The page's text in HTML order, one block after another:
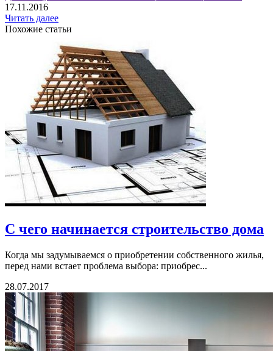
17.11.2016
Читать далее
Похожие статьи
С чего начинается строительство дома
Когда мы задумываемся о приобретении собственного жилья,
перед нами встает проблема выбора: приобрес...
28.07.2017